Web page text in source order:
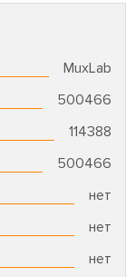
MuxLab
500466
114388
500466
нет
нет
нет